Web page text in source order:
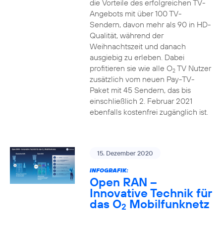
die Vorteile des erfolgreichen TV-
Angebots mit über 100 TV-
Sendern, davon mehr als 90 in HD-
Qualität, während der
Weihnachtszeit und danach
ausgiebig zu erleben. Dabei
profitieren sie wie alle O2TV Nutzer
zusätzlich vom neuen Pay-TV-
Paket mit 45 Sendern, das bis
einschließlich 2. Februar 2021
ebenfalls kostenfrei zugänglich ist.
15. Dezember 2020
INFOGRAFIK:
Open RAN –
Innovative Technik für
das O2 Mobilfunknetz